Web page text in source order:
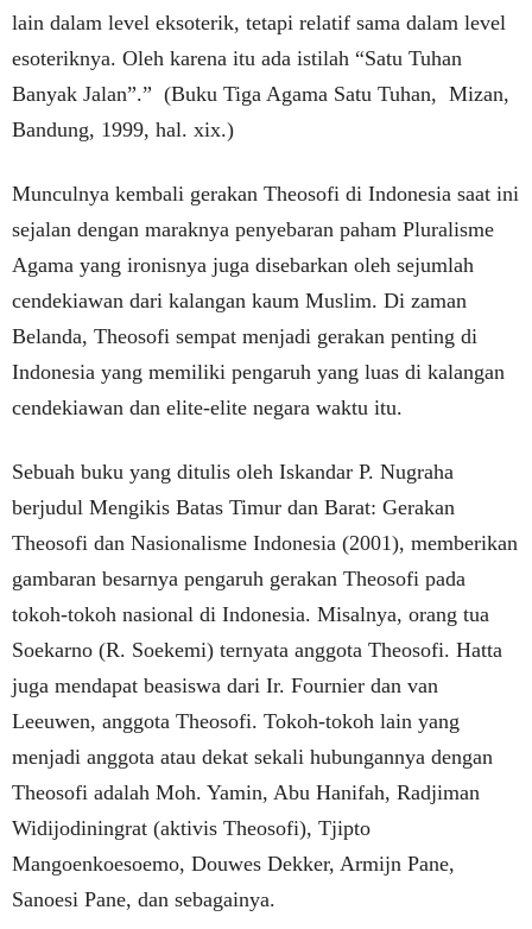
lain dalam level eksoterik, tetapi relatif sama dalam level
esoteriknya. Oleh karena itu ada istilah “Satu Tuhan
Banyak Jalan”.” (Buku Tiga Agama Satu Tuhan, Mizan,
Bandung, 1999, hal. xix.)
Munculnya kembali gerakan Theosofi di Indonesia saat ini
sejalan dengan maraknya penyebaran paham Pluralisme
Agama yang ironisnya juga disebarkan oleh sejumlah
cendekiawan dari kalangan kaum Muslim. Di zaman
Belanda, Theosofi sempat menjadi gerakan penting di
Indonesia yang memiliki pengaruh yang luas di kalangan
cendekiawan dan elite-elite negara waktu itu.
Sebuah buku yang ditulis oleh Iskandar P. Nugraha
berjudul Mengikis Batas Timur dan Barat: Gerakan
Theosofi dan Nasionalisme Indonesia (2001), memberikan
gambaran besarnya pengaruh gerakan Theosofi pada
tokoh-tokoh nasional di Indonesia. Misalnya, orang tua
Soekarno (R. Soekemi) ternyata anggota Theosofi. Hatta
juga mendapat beasiswa dari Ir. Fournier dan van
Leeuwen, anggota Theosofi. Tokoh-tokoh lain yang
menjadi anggota atau dekat sekali hubungannya dengan
Theosofi adalah Moh. Yamin, Abu Hanifah, Radjiman
Widijodiningrat (aktivis Theosofi), Tjipto
Mangoenkoesoemo, Douwes Dekker, Armijn Pane,
Sanoesi Pane, dan sebagainya.